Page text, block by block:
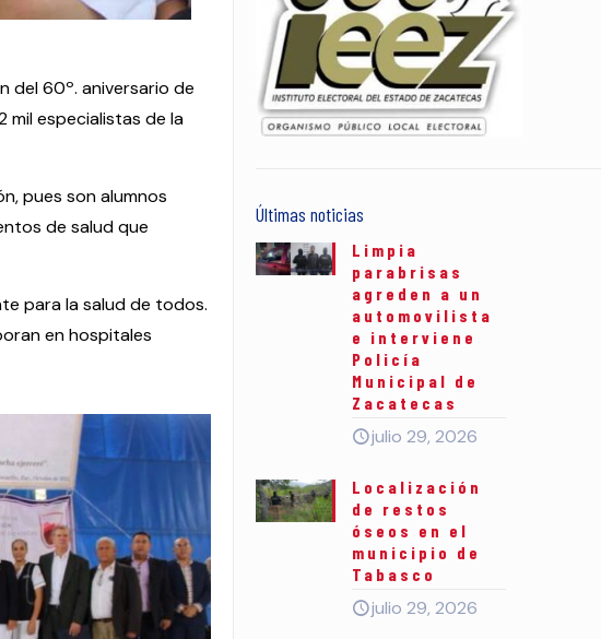
del 60º. aniversario de
mil especialistas de la
pues son alumnos
de salud que
para la salud de todos.
en hospitales
Últimas noticias
Limpia
parabrisas
agreden a un
automovilista
e interviene
Policía
Municipal de
Zacatecas
julio 29, 2026
Localización
de restos
óseos en el
municipio de
Tabasco
julio 29, 2026